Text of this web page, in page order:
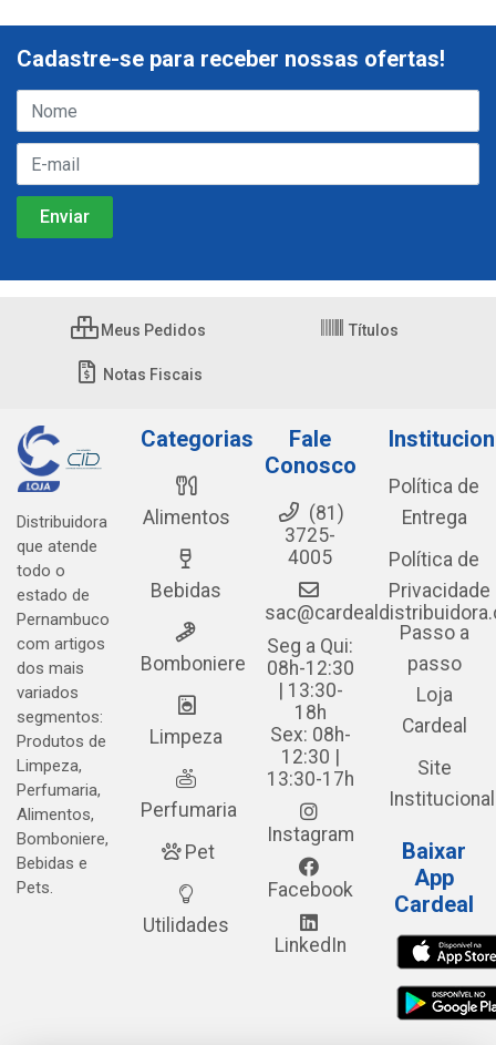
Cadastre-se para receber nossas ofertas!
Meus Pedidos Títulos
Notas Fiscais
Distribuidora
que atende
todo o
estado de
Pernambuco
com artigos
dos mais
variados
segmentos:
Produtos de
Limpeza,
Perfumaria,
Alimentos,
Bomboniere,
Bebidas e
Pets.
Categorias
Alimentos
Bebidas
Bomboniere
Limpeza
Perfumaria
Pet
Utilidades
Fale
Conosco
(81)
3725-
4005
Seg a Qui:
08h-12:30
| 13:30-
18h
Sex: 08h-
12:30 |
13:30-17h
Instagram
Facebook
LinkedIn
Política de
Entrega
Política de
Privacidade
Passo a
passo
Loja
Cardeal
Site
Institucional
Baixar
App
Cardeal